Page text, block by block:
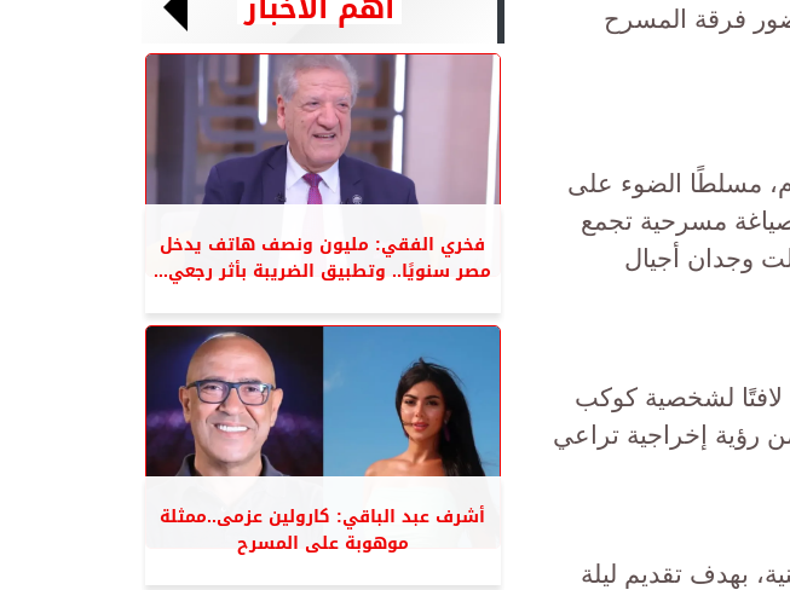
فرقة المسرح
مسلطًا الضوء على
صياغة مسرحية تجمع
وجدان أجيال
لافتًا لشخصية كوكب
رؤية إخراجية تراعي
بهدف تقديم ليلة
فخري الفقي: مليون ونصف هاتف يدخل
مصر سنويًا.. وتطبيق الضريبة بأثر رجعي...
أشرف عبد الباقي: كارولين عزمى..ممثلة
موهوبة على المسرح